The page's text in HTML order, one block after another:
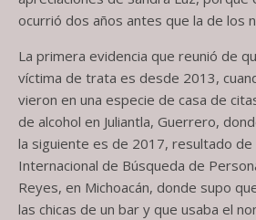
ocurrió dos años antes que la de los
La primera evidencia que reunió de
víctima de trata es desde 2013,
vieron en una especie de casa de
de alcohol en Juliantla, Guerrero,
la siguiente es de 2017, resultado de
Internacional de Búsqueda de
Reyes, en Michoacán, donde supo
las chicas de un bar y que usaba el